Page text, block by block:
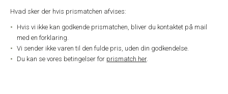
Hvad sker der hvis prismatchen afvises:
Hvis vi ikke kan godkende prismatchen, bliver du kontaktet på mail
med en forklaring.
Vi sender ikke varen til den fulde pris, uden din godkendelse.
Du kan se vores betingelser for prismatch her.